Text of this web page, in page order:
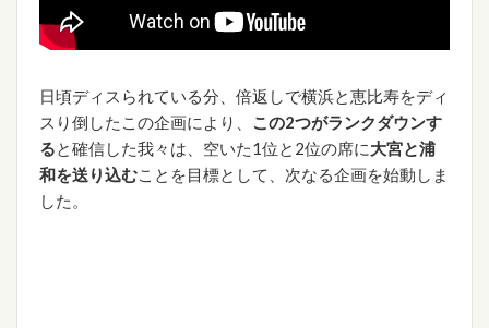
日頃ディスられている分、倍返しで横浜と恵比寿をディ
スり倒したこの企画により、
この2つがランクダウンす
る と確信した我々は、空いた1位と2位の席に大宮と浦
和を送り込むことを目標として、次なる企画を始動しま
した。